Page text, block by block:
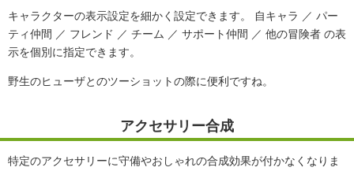
キャラクターの表示設定を細かく設定できます。 自キャラ ／ パー
ティ仲間 ／ フレンド ／ チーム ／ サポート仲間 ／ 他の冒険者 の表
示を個別に指定できます。
野生のヒューザとのツーショットの際に便利ですね。
アクセサリー合成
特定のアクセサリーに守備やおしゃれの合成効果が付かなくなりま